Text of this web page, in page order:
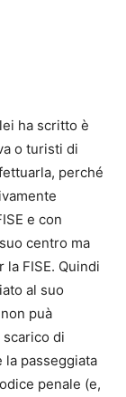
ha scritto è
o turisti di
perché
e con
centro ma
FISE. Quindi
al suo
puà
di
la passeggiata
penale (e,